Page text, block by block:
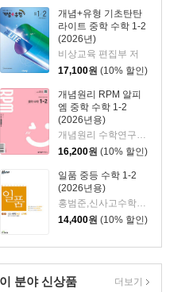
개념+유형 기초탄탄
라이트 중학 수학 1-2
(2026년)
비상교육 편집부 저
17,100원 (10% 할인)
개념원리 RPM 알피
엠 중학 수학 1-2
(2026년용)
16,200원 (10% 할인)
일품 중등 수학 1-2
(2026년용)
14,400원 (10% 할인)
이 분야 신상품 더보기